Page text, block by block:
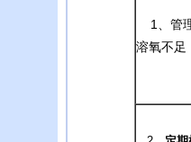
1、管
溶氧不